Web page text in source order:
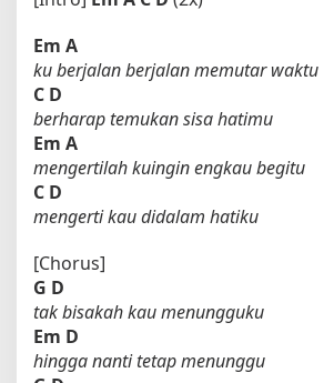
Em A
ku berjalan berjalan memutar waktu
C D
berharap temukan sisa hatimu
Em A
mengertilah kuingin engkau begitu
C D
mengerti kau didalam hatiku
[Chorus]
G D
tak bisakah kau menungguku
Em D
hingga nanti tetap menunggu